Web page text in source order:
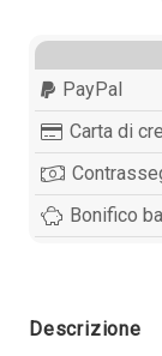
PayPal
Carta di
Bonifico
Descrizione